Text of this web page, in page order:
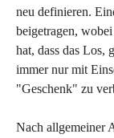
neu definieren.
beigetragen,
hat, dass das Los,
immer nur mit
"Geschenk" zu
Nach allgemeiner